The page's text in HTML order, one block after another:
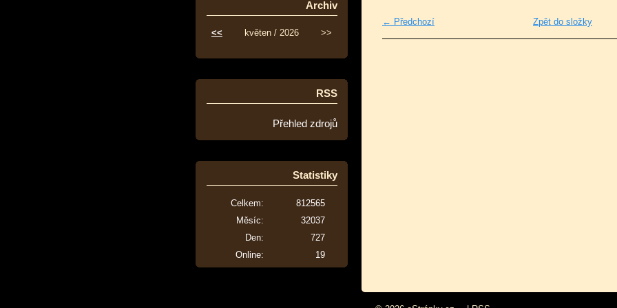
← Předchozí Zpět do složky
Archiv
<< květen / 2026 >>
RSS
Přehled zdrojů
Statistiky
Online: 19
Celkem:
812565
Měsíc:
32037
Den:
727